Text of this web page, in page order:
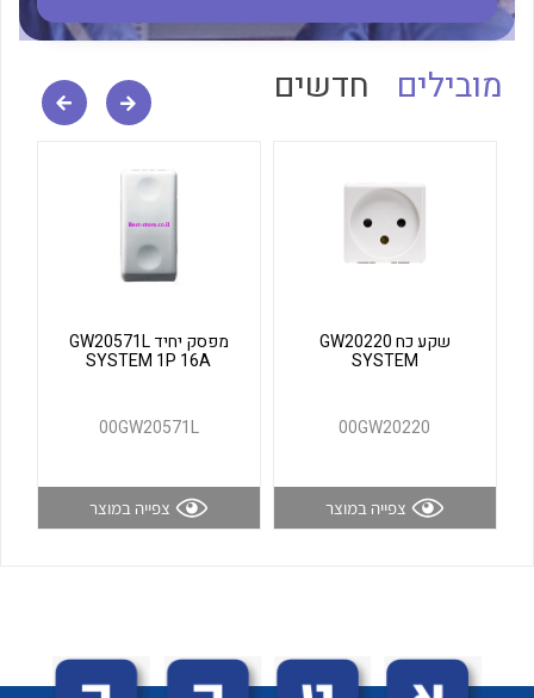
לכל מוצרי היצרן לכל מוצרי היצרן
מובילים חדשים
שקע כח GW20220
SYSTEM
00GW20220
צפייה במוצר
מפסק יחיד GW20571L
SYSTEM 1P 16A
00GW20571L
צפייה במוצר